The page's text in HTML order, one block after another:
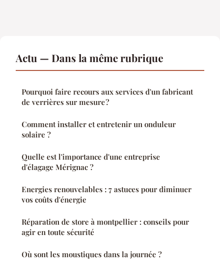
Actu — Dans la même rubrique
Pourquoi faire recours aux services d'un fabricant
de verrières sur mesure ?
Comment installer et entretenir un onduleur
solaire ?
Quelle est l'importance d'une entreprise
d'élagage Mérignac ?
Energies renouvelables : 7 astuces pour diminuer
vos coûts d'énergie
Réparation de store à montpellier : conseils pour
agir en toute sécurité
Où sont les moustiques dans la journée ?